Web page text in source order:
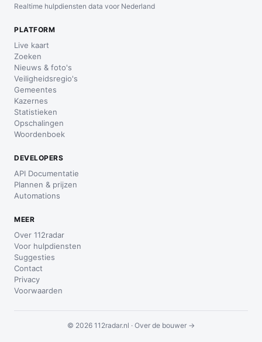
Realtime hulpdiensten data voor Nederland
PLATFORM
Live kaart
Zoeken
Nieuws & foto's
Veiligheidsregio's
Gemeentes
Kazernes
Statistieken
Opschalingen
Woordenboek
DEVELOPERS
API Documentatie
Plannen & prijzen
Automations
MEER
Over 112radar
Voor hulpdiensten
Suggesties
Contact
Privacy
Voorwaarden
© 2026 112radar.nl · Over de bouwer →